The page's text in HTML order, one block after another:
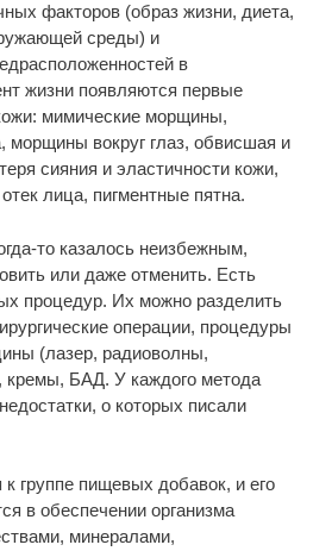
факторов (образ жизни, диета,
среды) и
в
жизни появляются первые
мимические морщины,
морщины вокруг глаз, обвисшая и
сияния и эластичности кожи,
лица, пигментные пятна.
то казалось неизбежным,
или даже отменить. Есть
процедур. Их можно разделить
операции, процедуры
(лазер, радиоволны,
кремы, БАД. У каждого метода
о которых писали
к группе пищевых добавок, и его
в обеспечении организма
минералами,